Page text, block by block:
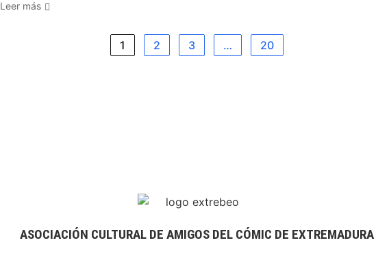
Leer más
1 2 3 … 20
ASOCIACIÓN CULTURAL DE AMIGOS DEL CÓMIC DE EXTREMADURA